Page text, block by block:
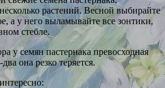
растений. Весной выбирайте
а у него выламывайте все зонтики,
стебле.
у семян пастернака превосходная
она резко теряется.